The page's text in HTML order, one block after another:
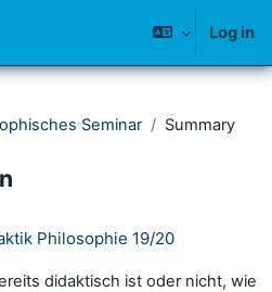
Log in
Seminar Summary
Philosophie 19/20
didaktisch ist oder nicht, wie